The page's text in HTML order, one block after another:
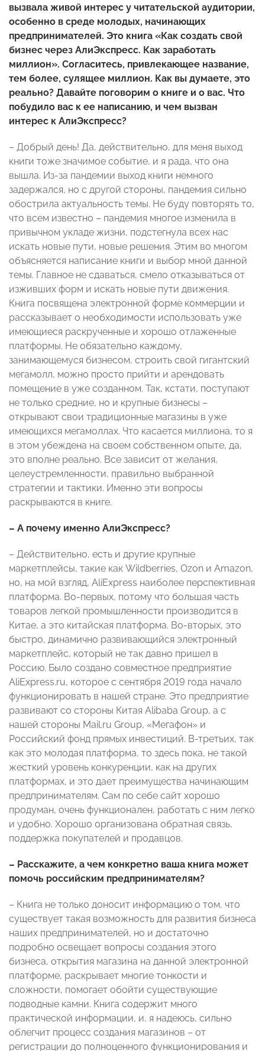
вызвала живой интерес у читательской аудитории,
особенно в среде молодых, начинающих
предпринимателей. Это книга «Как создать свой
бизнес через АлиЭкспресс. Как заработать
миллион». Согласитесь, привлекающее название,
тем более, сулящее миллион. Как вы думаете, это
реально? Давайте поговорим о книге и о вас. Что
побудило вас к ее написанию, и чем вызван
интерес к АлиЭкспресс?
– Добрый день! Да, действительно, для меня выход
книги тоже значимое событие, и я рада, что она
вышла. Из-за пандемии выход книги немного
задержался, но с другой стороны, пандемия сильно
обострила актуальность темы. Не буду повторять то,
что всем известно – пандемия многое изменила в
привычном укладе жизни, подстегнула всех нас
искать новые пути, новые решения. Этим во многом
объясняется написание книги и выбор мной данной
темы. Главное не сдаваться, смело отказываться от
изживших форм и искать новые пути движения.
Книга посвящена электронной форме коммерции и
рассказывает о необходимости использовать уже
имеющиеся раскрученные и хорошо отлаженные
платформы. Не обязательно каждому,
занимающемуся бизнесом, строить свой гигантский
мегамолл, можно просто прийти и арендовать
помещение в уже созданном. Так, кстати, поступают
не только средние, но и крупные бизнесы –
открывают свои традиционные магазины в уже
имеющихся мегамоллах. Что касается миллиона, то я
в этом убеждена на своем собственном опыте, да,
это вполне реально. Все зависит от желания,
целеустремленности, правильно выбранной
стратегии и тактики. Именно эти вопросы
раскрываются в книге.
– А почему именно АлиЭкспресс?
– Действительно, есть и другие крупные
маркетплейсы, такие как Wildberries, Ozon и Amazon,
но, на мой взгляд, AliExpress наиболее перспективная
платформа. Во-первых, потому что большая часть
товаров легкой промышленности производится в
Китае, а это китайская платформа. Во-вторых, это
быстро, динамично развивающийся электронный
маркетплейс, который не так давно пришел в
Россию. Было создано совместное предприятие
AliExpress.ru, которое с сентября 2019 года начало
функционировать в нашей стране. Это предприятие
развивают со стороны Китая Alibaba Group, а с
нашей стороны Mail.ru Group, «Мегафон» и
Российский фонд прямых инвестиций. В-третьих, так
как это молодая платформа, то здесь пока, не такой
жесткий уровень конкуренции, как на других
платформах, и это дает преимущества начинающим
предпринимателям. Сам по себе сайт хорошо
продуман, очень функционален, работать с ним легко
и удобно. Хорошо организована обратная связь,
поддержка покупателей и продавцов.
– Расскажите, а чем конкретно ваша книга может
помочь российским предпринимателям?
– Книга не только доносит информацию о том, что
существует такая возможность для развития бизнеса
наших предпринимателей, но и достаточно
подробно освещает вопросы создания этого
бизнеса, открытия магазина на данной электронной
платформе, раскрывает многие тонкости и
сложности, помогает обойти существующие
подводные камни. Книга содержит много
практической информации, и, я надеюсь, сильно
облегчит процесс создания магазинов – от
регистрации до полноценного функционирования и